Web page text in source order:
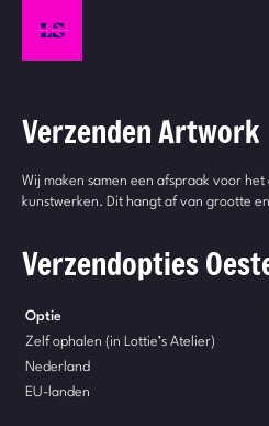
Verzenden Artwork
Wij maken samen een afspraak voor
kunstwerken. Dit hangt af van grootte
Verzendopties
Optie
Zelf ophalen (in Lottie’s Atelier)
Nederland
EU-landen